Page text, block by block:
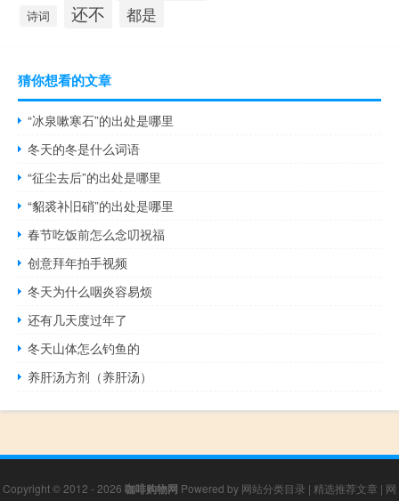
诗词 还不 都是
猜你想看的文章
“冰泉嗽寒石”的出处是哪里
冬天的冬是什么词语
“征尘去后”的出处是哪里
“貂裘补旧硝”的出处是哪里
春节吃饭前怎么念叨祝福
创意拜年拍手视频
冬天为什么咽炎容易烦
还有几天度过年了
冬天山体怎么钓鱼的
养肝汤方剂（养肝汤）
Copyright © 2012 - 2026 咖啡购物网 Powered by 网站分类目录 | 精选推荐文章 | 网